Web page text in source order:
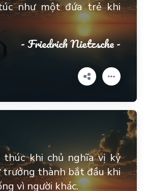
như một đứa trẻ khi
- Friedrich Nietzsche -
khi chủ nghĩa vị kỷ
trưởng thành bắt đầu khi
vì người khác.